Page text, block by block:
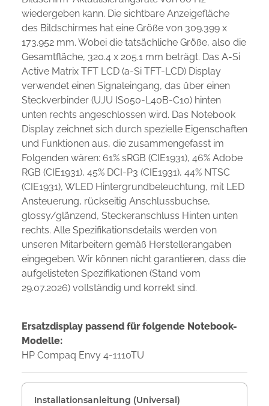
wiedergeben kann. Die sichtbare Anzeigefläche
des Bildschirmes hat eine Größe von 309.399 x
173.952 mm. Wobei die tatsächliche Größe, also die
Gesamtfläche, 320.4 x 205.1 mm beträgt. Das A-Si
Active Matrix TFT LCD (a-Si TFT-LCD) Display
verwendet einen Signaleingang, das über einen
Steckverbinder (UJU IS050-L40B-C10) hinten
unten rechts angeschlossen wird. Das Notebook
Display zeichnet sich durch spezielle Eigenschaften
und Funktionen aus, die zusammengefasst im
Folgenden wären: 61% sRGB (CIE1931), 46% Adobe
RGB (CIE1931), 45% DCI-P3 (CIE1931), 44% NTSC
(CIE1931), WLED Hintergrundbeleuchtung, mit LED
Ansteuerung, rückseitig Anschlussbuchse,
glossy/glänzend, Steckeranschluss Hinten unten
rechts. Alle Spezifikationsdetails werden von
unseren Mitarbeitern gemäß Herstellerangaben
eingegeben. Wir können nicht garantieren, dass die
aufgelisteten Spezifikationen (Stand vom
29.07.2026) vollständig und korrekt sind.
Ersatzdisplay passend für folgende Notebook-
Modelle:
HP Compaq Envy 4-1110TU
Installationsanleitung (Universal)